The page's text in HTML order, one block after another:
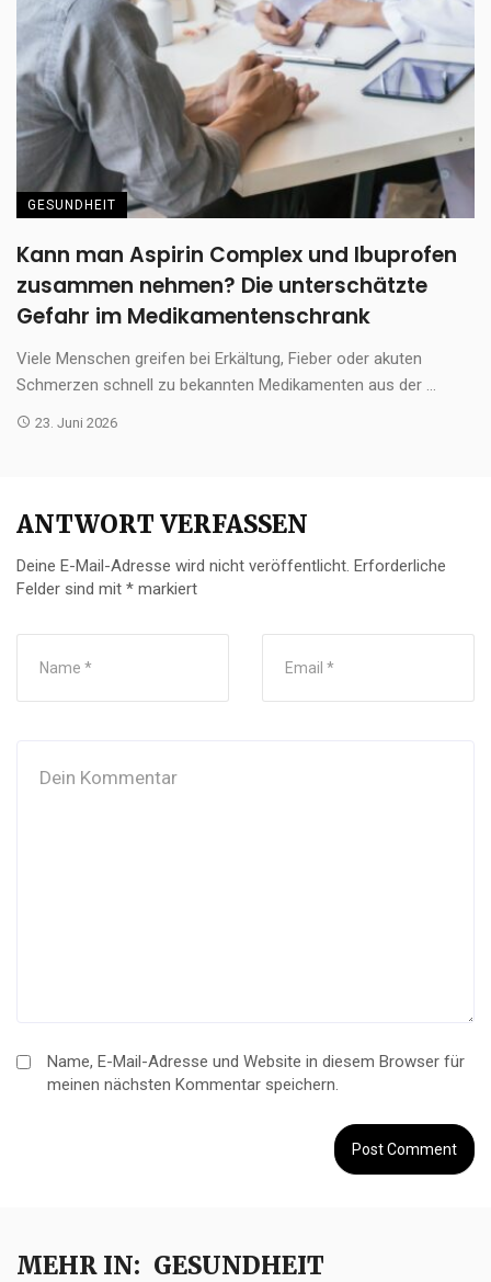
GESUNDHEIT
Kann man Aspirin Complex und Ibuprofen
zusammen nehmen? Die unterschätzte
Gefahr im Medikamentenschrank
Viele Menschen greifen bei Erkältung, Fieber oder akuten
Schmerzen schnell zu bekannten Medikamenten aus der ...
23. Juni 2026
ANTWORT VERFASSEN
Deine E-Mail-Adresse wird nicht veröffentlicht. Erforderliche
Felder sind mit * markiert
Name, E-Mail-Adresse und Website in diesem Browser für
meinen nächsten Kommentar speichern.
MEHR IN: GESUNDHEIT